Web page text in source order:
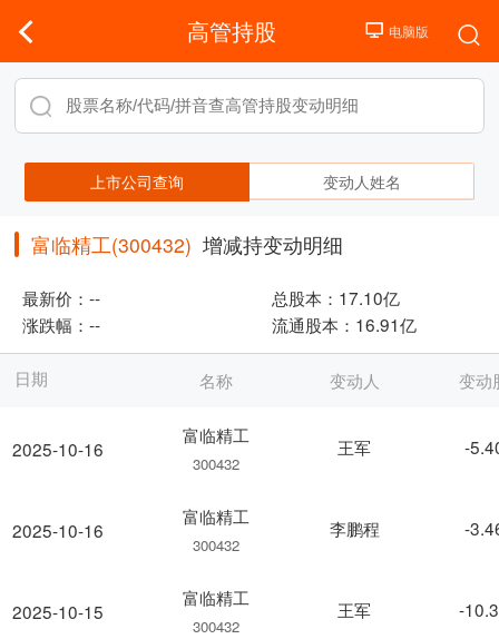
高管持股
上市公司查询 变动人姓名
富临精工(300432) 增减持变动明细
最新价： -- 总股本： 17.10亿
涨跌幅： -- 流通股本： 16.91亿
日期
2025-10-16
2025-10-16
2025-10-15
名称 变动人 变动
富临精工
300432
王军 -
富临精工
300432
李鹏程 -
富临精工
300432
王军 -